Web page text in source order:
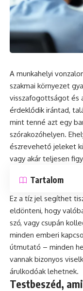
A munkahelyi
szakmai környezet
visszafogottságot és
érdeklődik irántad,
mint tenné azt egy
szórakozóhelyen.
észrevehető jeleket
vagy akár teljesen
Tartalom
Ez a tíz jel segíthet
eldönteni, hogy
szó, vagy csupán
minden emberi
útmutató – minden
vannak bizonyos
árulkodóak lehetnek.
Testbeszéd,